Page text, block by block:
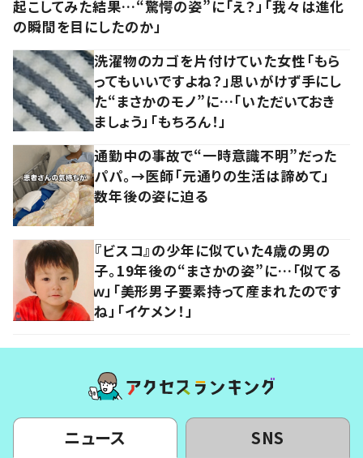
起こしてみた結果…“驚愕の姿”に「え？」「我々は進化
の瞬間を目にしたのか」
洗濯物のカゴを片付けていた女性「もら
ってもいいですよね？」思いがけず手にし
た“まさかのモノ”に…「いただいておき
ましょう」「もちろん！」
通勤中の事故で“一時意識不明”だった
パパ。→医師「元通りの生活は諦めて」
数年後の姿に迫る
『ビスコ』の少年に似ていた4歳の男の
子。19年後の“まさかの姿”に…「似てる
ｗ」「美形男子要素持って産まれたのです
ね」「イケメン！」
ニュース SNS